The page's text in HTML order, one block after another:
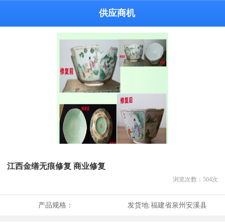
供应商机
江西金缮无痕修复 商业修复
浏览次数： 504次
产品规格： 发货地:福建省泉州安溪县